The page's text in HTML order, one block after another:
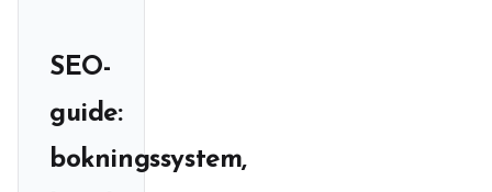
SEO-
guide:
bokningssystem,